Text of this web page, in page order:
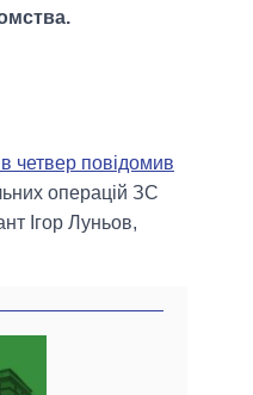
четвер повідомив
операцій ЗС
Ігор Луньов,